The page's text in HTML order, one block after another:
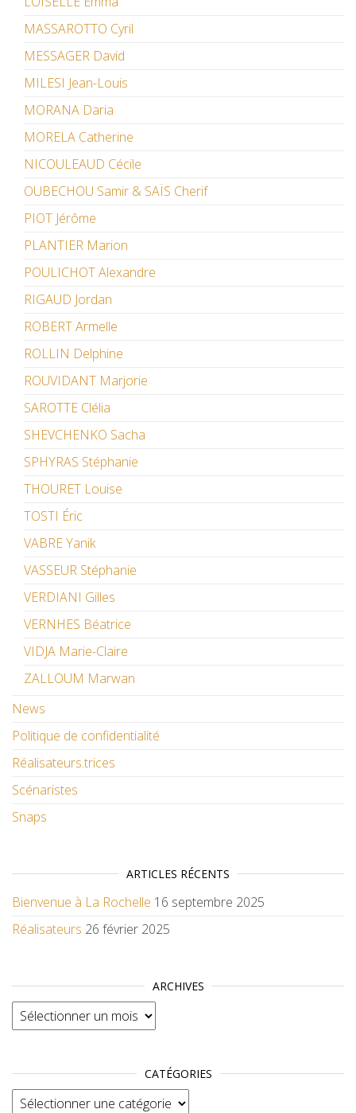
MASSAROTTO Cyril
MESSAGER David
MILESI Jean-Louis
MORANA Daria
MORELA Catherine
NICOULEAUD Cécile
OUBECHOU Samir & SAÏS Cherif
PIOT Jérôme
PLANTIER Marion
POULICHOT Alexandre
RIGAUD Jordan
ROBERT Armelle
ROLLIN Delphine
ROUVIDANT Marjorie
SAROTTE Clélia
SHEVCHENKO Sacha
SPHYRAS Stéphanie
THOURET Louise
TOSTI Éric
VABRE Yanik
VASSEUR Stéphanie
VERDIANI Gilles
VERNHES Béatrice
VIDJA Marie-Claire
ZALLOUM Marwan
News
Politique de confidentialité
Réalisateurs.trices
Scénaristes
Snaps
ARTICLES RÉCENTS
Bienvenue à La Rochelle 16 septembre 2025
Réalisateurs 26 février 2025
ARCHIVES
Archives
CATÉGORIES
Catégories